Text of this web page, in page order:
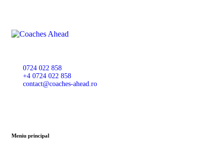
0724 022 858
+4 0724 022 858
contact@coaches-ahead.ro
Meniu principal